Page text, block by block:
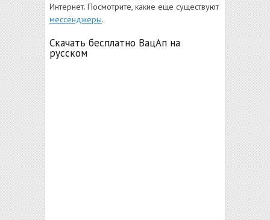
Интернет. Посмотрите, какие еще существуют
мессенджеры.
Скачать бесплатно ВацАп на
русском